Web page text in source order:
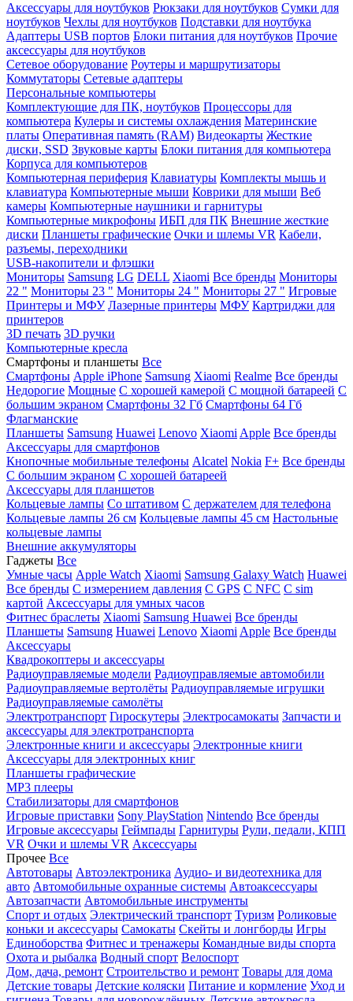
Аксессуары для ноутбуков Рюкзаки для ноутбуков Сумки для
ноутбуков Чехлы для ноутбуков Подставки для ноутбука
Адаптеры USB портов Блоки питания для ноутбуков Прочие
аксессуары для ноутбуков
Сетевое оборудование Роутеры и маршрутизаторы
Коммутаторы Сетевые адаптеры
Персональные компьютеры
Комплектующие для ПК, ноутбуков Процессоры для
компьютера Кулеры и системы охлаждения Материнские
платы Оперативная память (RAM) Видеокарты Жесткие
диски, SSD Звуковые карты Блоки питания для компьютера
Корпуса для компьютеров
Компьютерная периферия Клавиатуры Комплекты мышь и
клавиатура Компьютерные мыши Коврики для мыши Веб
камеры Компьютерные наушники и гарнитуры
Компьютерные микрофоны ИБП для ПК Внешние жесткие
диски Планшеты графические Очки и шлемы VR Кабели,
разъемы, переходники
USB-накопители и флэшки
Мониторы Samsung LG DELL Xiaomi Все бренды Мониторы
22 " Мониторы 23 " Мониторы 24 " Мониторы 27 " Игровые
Принтеры и МФУ Лазерные принтеры МФУ Картриджи для
принтеров
3D печать 3D ручки
Компьютерные кресла
Смартфоны и планшеты Все
Смартфоны Apple iPhone Samsung Xiaomi Realme Все бренды
Недорогие Мощные С хорошей камерой С мощной батареей С
большим экраном Смартфоны 32 Гб Смартфоны 64 Гб
Флагманские
Планшеты Samsung Huawei Lenovo Xiaomi Apple Все бренды
Аксессуары для смартфонов
Кнопочные мобильные телефоны Alcatel Nokia F+ Все бренды
С большим экраном С хорошей батареей
Аксессуары для планшетов
Кольцевые лампы Со штативом C держателем для телефона
Кольцевые лампы 26 см Кольцевые лампы 45 см Настольные
кольцевые лампы
Внешние аккумуляторы
Гаджеты Все
Умные часы Apple Watch Xiaomi Samsung Galaxy Watch Huawei
Все бренды C измерением давления C GPS C NFC C sim
картой Аксессуары для умных часов
Фитнес браслеты Xiaomi Samsung Huawei Все бренды
Планшеты Samsung Huawei Lenovo Xiaomi Apple Все бренды
Аксессуары
Квадрокоптеры и аксессуары
Радиоуправляемые модели Радиоуправляемые автомобили
Радиоуправляемые вертолёты Радиоуправляемые игрушки
Радиоуправляемые самолёты
Электротранспорт Гироскутеры Электросамокаты Запчасти и
аксессуары для электротранспорта
Электронные книги и аксессуары Электронные книги
Аксессуары для электронных книг
Планшеты графические
MP3 плееры
Стабилизаторы для смартфонов
Игровые приставки Sony PlayStation Nintendo Все бренды
Игровые аксессуары Геймпады Гарнитуры Рули, педали, КПП
VR Очки и шлемы VR Аксессуары
Прочее Все
Автотовары Автоэлектроника Аудио- и видеотехника для
авто Автомобильные охранные системы Автоаксессуары
Автозапчасти Автомобильные инструменты
Спорт и отдых Электрический транспорт Туризм Роликовые
коньки и аксессуары Самокаты Скейты и лонгборды Игры
Единоборства Фитнес и тренажеры Командные виды спорта
Охота и рыбалка Водный спорт Велоспорт
Дом, дача, ремонт Строительство и ремонт Товары для дома
Детские товары Детские коляски Питание и кормление Уход и